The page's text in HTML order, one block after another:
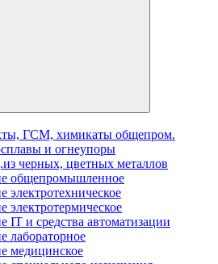
ГСМ, химикаты общепром.
и огнеупоры
черных, цветных металлов
общепромышленное
электротехническое
электротермическое
IT и средства автоматизации
лабораторное
медицинское